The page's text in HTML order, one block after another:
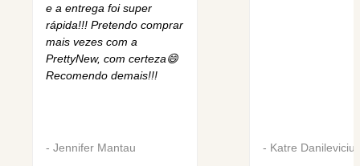
e a entrega foi super
rápida!!! Pretendo comprar
mais vezes com a
PrettyNew, com certeza😄
Recomendo demais!!!
- Jennifer Mantau - Katre Danilevicius